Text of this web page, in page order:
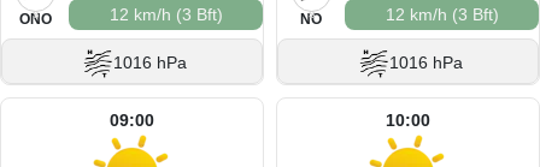
S
ONO
12 km/h (3 Bft)
1016 hPa
S
NO
12 km/h (3 Bft)
1016 hPa
09:00 10:00